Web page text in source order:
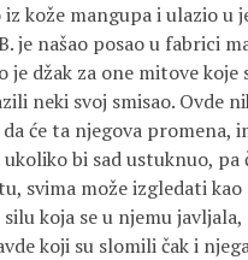
kože mangupa i ulazio
je našao posao u fabrici
je džak za one mitove
neki svoj smisao. Ovde
će ta njegova promena,
bi sad ustuknuo,
svima može izgledati
koja se u njemu
koji su slomili čak i